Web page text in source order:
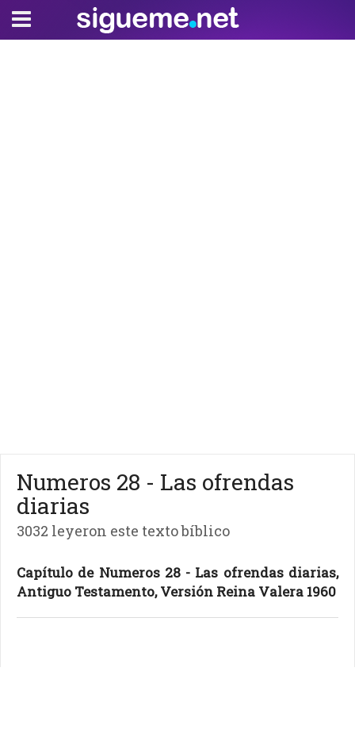
Numeros 28 - Las ofrendas
diarias
3032 leyeron este texto bíblico
Capítulo de Numeros 28 - Las ofrendas diarias,
Antiguo Testamento, Versión Reina Valera 1960